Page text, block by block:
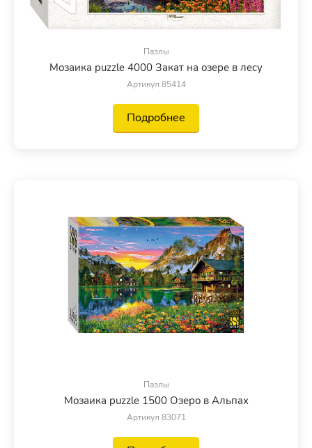
Пазлы
Мозаика puzzle 4000 Закат на озере в лесу
Артикул 85414
Подробнее
Пазлы
Мозаика puzzle 1500 Озеро в Альпах
Артикул 83071